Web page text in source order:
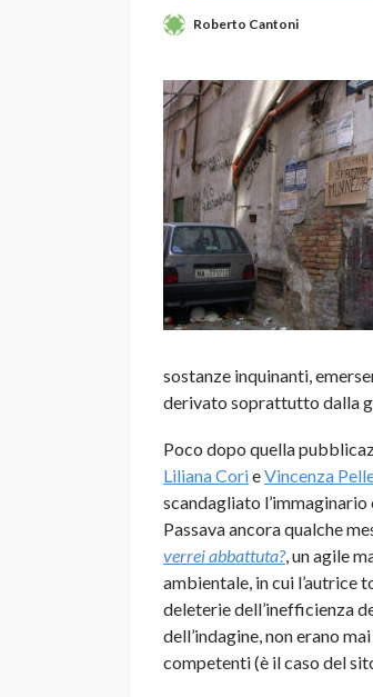
Roberto Cantoni
sostanze inquinanti,
derivato soprattutto dalla
Poco dopo quella
Liliana CorieVincenza
scandagliato
Passava ancora qualche
verrei abbattuta?, un agile
ambientale, in cui l’autrice
deleterie dell’inefficienza
dell’indagine, non erano
competenti (è il caso del